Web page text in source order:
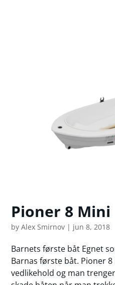
Pioner 8 Mini
byAlex Smirnov | jun 8, 2018
Barnets første båt Egnet
Barnas første båt. Pioner
vedlikehold og man